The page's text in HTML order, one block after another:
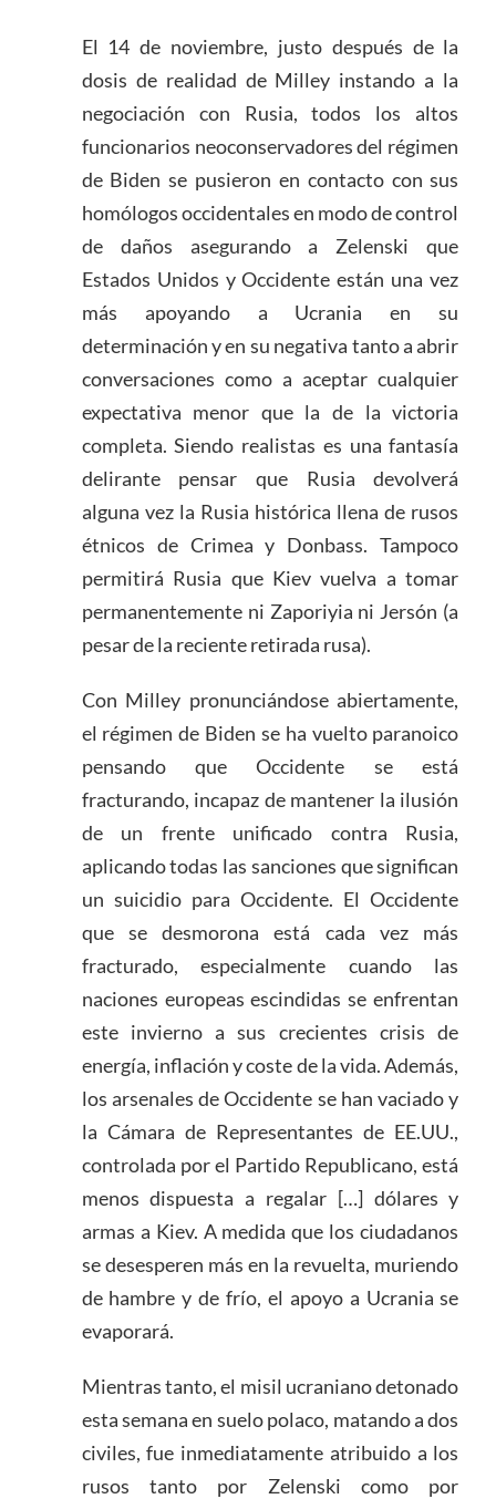
El 14 de noviembre, justo después de la
dosis de realidad de Milley instando a la
negociación con Rusia, todos los altos
funcionarios neoconservadores del régimen
de Biden se pusieron en contacto con sus
homólogos occidentales en modo de control
de daños asegurando a Zelenski que
Estados Unidos y Occidente están una vez
más apoyando a Ucrania en su
determinación y en su negativa tanto a abrir
conversaciones como a aceptar cualquier
expectativa menor que la de la victoria
completa. Siendo realistas es una fantasía
delirante pensar que Rusia devolverá
alguna vez la Rusia histórica llena de rusos
étnicos de Crimea y Donbass. Tampoco
permitirá Rusia que Kiev vuelva a tomar
permanentemente ni Zaporiyia ni Jersón (a
pesar de la reciente retirada rusa).
Con Milley pronunciándose abiertamente,
el régimen de Biden se ha vuelto paranoico
pensando que Occidente se está
fracturando, incapaz de mantener la ilusión
de un frente unificado contra Rusia,
aplicando todas las sanciones que significan
un suicidio para Occidente. El Occidente
que se desmorona está cada vez más
fracturado, especialmente cuando las
naciones europeas escindidas se enfrentan
este invierno a sus crecientes crisis de
energía, inflación y coste de la vida. Además,
los arsenales de Occidente se han vaciado y
la Cámara de Representantes de EE.UU.,
controlada por el Partido Republicano, está
menos dispuesta a regalar […] dólares y
armas a Kiev. A medida que los ciudadanos
se desesperen más en la revuelta, muriendo
de hambre y de frío, el apoyo a Ucrania se
evaporará.
Mientras tanto, el misil ucraniano detonado
esta semana en suelo polaco, matando a dos
civiles, fue inmediatamente atribuido a los
rusos tanto por Zelenski como por